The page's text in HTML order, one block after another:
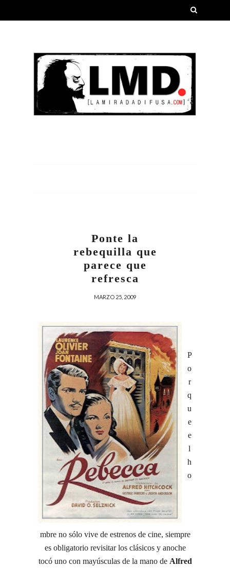
Ponte la
rebequilla que
parece que
refresca
MARZO 25, 2009
P
o
r
q
u
e
e
l
h
o
mbre no sólo vive de estrenos de cine, siempre
es obligatorio revisitar los clásicos y anoche
tocó uno con mayúsculas de la mano de Alfred